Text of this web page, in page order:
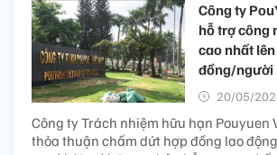
Công ty
hỗ trợ công
cao nhất
đồng/người
20/05/
Công ty Trách nhiệm hữu hạn Pouyuen
thỏa thuận chấm dứt hợp đồng lao